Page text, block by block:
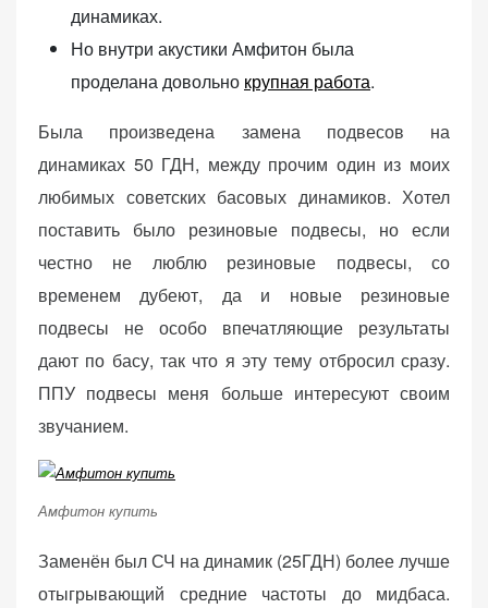
динамиках.
Но внутри акустики Амфитон была
проделана довольно крупная работа.
Была произведена замена подвесов на
динамиках 50 ГДН, между прочим один из моих
любимых советских басовых динамиков. Хотел
поставить было резиновые подвесы, но если
честно не люблю резиновые подвесы, со
временем дубеют, да и новые резиновые
подвесы не особо впечатляющие результаты
дают по басу, так что я эту тему отбросил сразу.
ППУ подвесы меня больше интересуют своим
звучанием.
Амфитон купить
Заменён был СЧ на динамик (25ГДН) более лучше
отыгрывающий средние частоты до мидбаса.
посещаемость
(Яндекс.Метрика).
Анонимно, без
персональных
Маркетинговые
Яндекс.Директ:
персонализированная
реклама на основе
Рассказывая о своих
интересах и
поведении при
сайта, вы повышаете
вероятность
персонализированного
предложений.